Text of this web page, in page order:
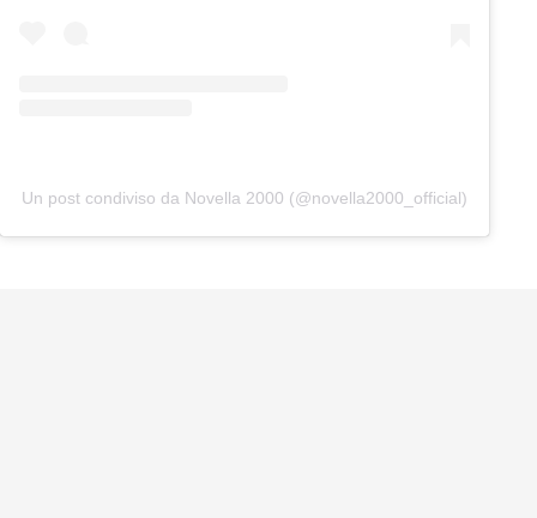
Un post condiviso da Novella 2000 (@novella2000_official)